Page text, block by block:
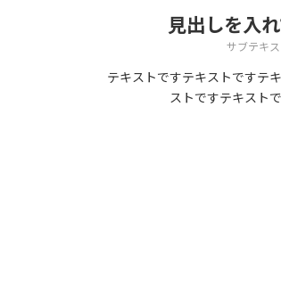
見出しを入
サブテキ
テキストですテキストですテ
ストですテキスト